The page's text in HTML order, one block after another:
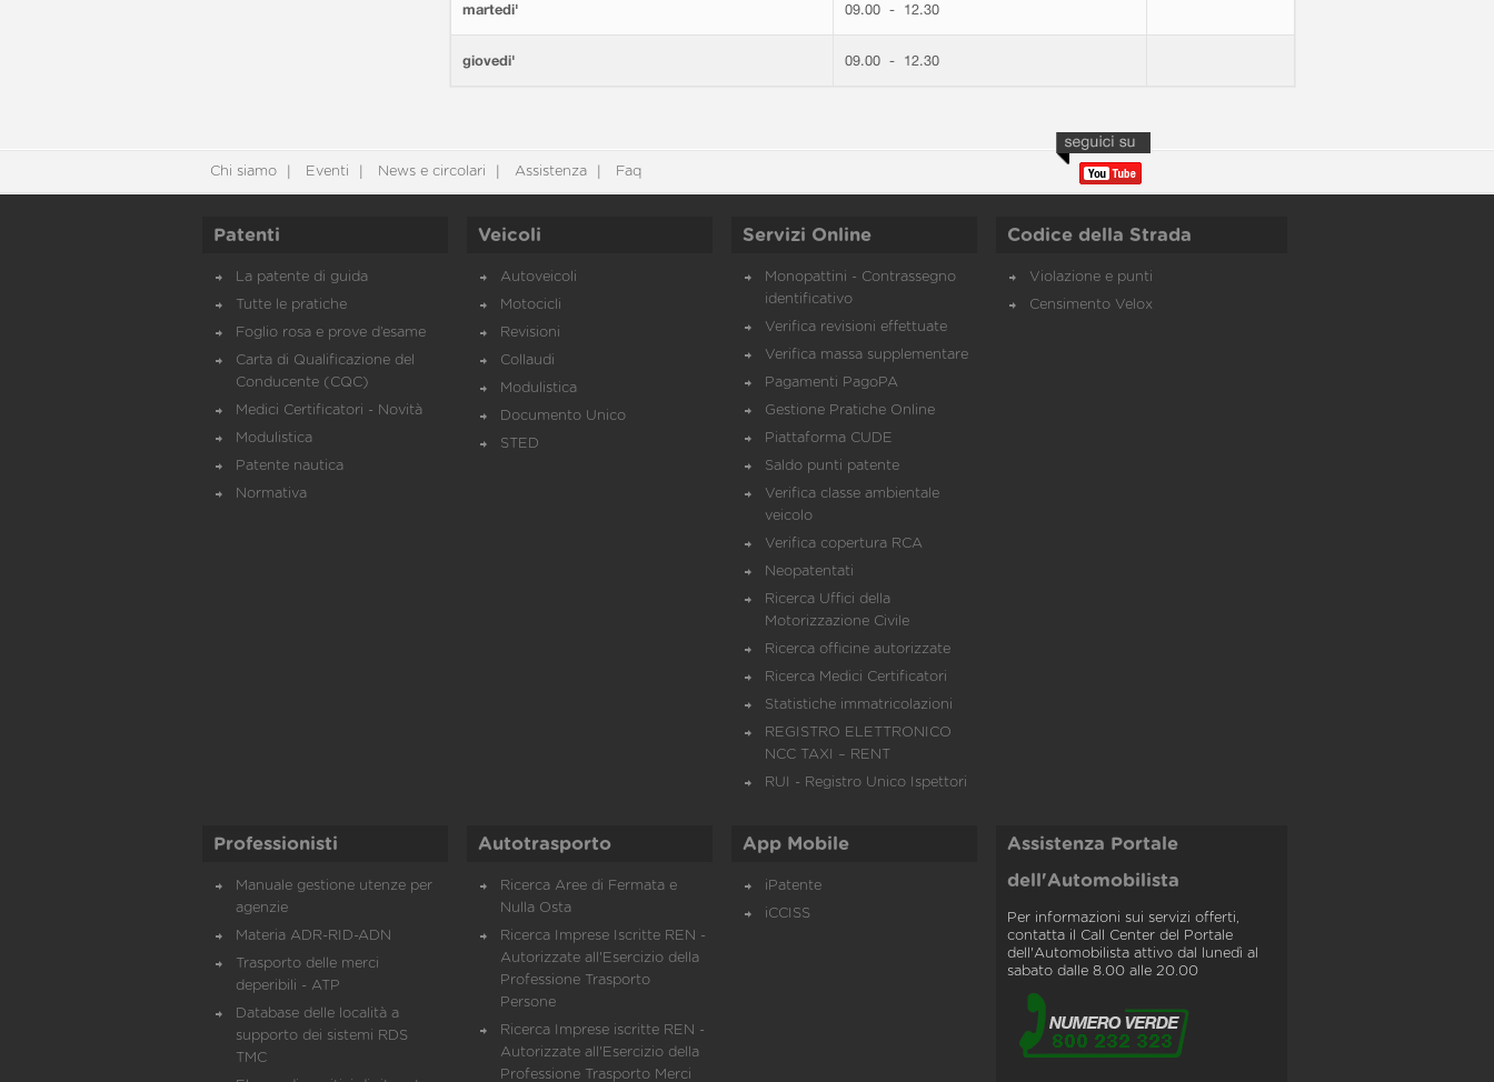
martedi' 09.00 - 12.30
giovedi' 09.00 - 12.30
Chi siamo Eventi News e circolari Assistenza Faq
Patenti
La patente di guida
Tutte le pratiche
Foglio rosa e prove d’esame
Carta di Qualificazione del
Conducente (CQC)
Medici Certificatori - Novità
Modulistica
Patente nautica
Normativa
Veicoli
Autoveicoli
Motocicli
Revisioni
Collaudi
Modulistica
Documento Unico
STED
Servizi Online
Monopattini - Contrassegno
identificativo
Verifica revisioni effettuate
Verifica massa supplementare
Pagamenti PagoPA
Gestione Pratiche Online
Piattaforma CUDE
Saldo punti patente
Verifica classe ambientale
veicolo
Verifica copertura RCA
Neopatentati
Ricerca Uffici della
Motorizzazione Civile
Ricerca officine autorizzate
Ricerca Medici Certificatori
Statistiche immatricolazioni
REGISTRO ELETTRONICO
NCC TAXI – RENT
RUI - Registro Unico Ispettori
Codice della Strada
Violazione e punti
Censimento Velox
Professionisti
Manuale gestione utenze per
agenzie
Materia ADR-RID-ADN
Trasporto delle merci
deperibili - ATP
Database delle località a
supporto dei sistemi RDS
TMC
Autotrasporto
Ricerca Aree di Fermata e
Nulla Osta
Ricerca Imprese Iscritte REN -
Autorizzate all'Esercizio della
Professione Trasporto
Persone
Ricerca Imprese iscritte REN -
Autorizzate all'Esercizio della
Professione Trasporto Merci
App Mobile
iPatente
iCCISS
Assistenza Portale
dell'Automobilista
Per informazioni sui servizi offerti,
contatta il Call Center del Portale
dell'Automobilista attivo dal lunedì al
sabato dalle 8.00 alle 20.00